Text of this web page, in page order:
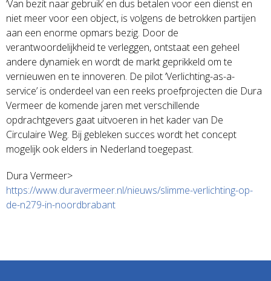
‘Van bezit naar gebruik’ en dus betalen voor een dienst en
niet meer voor een object, is volgens de betrokken partijen
aan een enorme opmars bezig. Door de
verantwoordelijkheid te verleggen, ontstaat een geheel
andere dynamiek en wordt de markt geprikkeld om te
vernieuwen en te innoveren. De pilot ‘Verlichting-as-a-
service’ is onderdeel van een reeks proefprojecten die Dura
Vermeer de komende jaren met verschillende
opdrachtgevers gaat uitvoeren in het kader van De
Circulaire Weg. Bij gebleken succes wordt het concept
mogelijk ook elders in Nederland toegepast.
Dura Vermeer>
https://www.duravermeer.nl/nieuws/slimme-verlichting-op-
de-n279-in-noordbrabant